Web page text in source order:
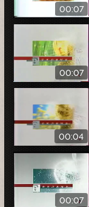
00:07
00:07
00:04
00:07